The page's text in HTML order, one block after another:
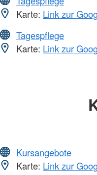
Karte: Link zur
Tagespflege
Karte: Link zur
Kursangebote
Karte: Link zur